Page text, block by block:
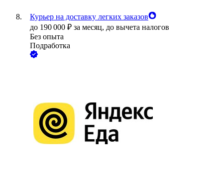
Курьер на доставку легких заказов
до 190 000 ₽ за месяц, до вычета налогов
Без опыта
Подработка